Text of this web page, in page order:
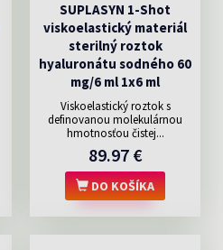
SUPLASYN 1-Shot
viskoelastický materiál
sterilný roztok
hyaluronátu sodného 60
mg/6 ml 1x6 ml
Viskoelastický roztok s
definovanou molekulárnou
hmotnosťou čistej...
89.97 €
DO KOŠÍKA